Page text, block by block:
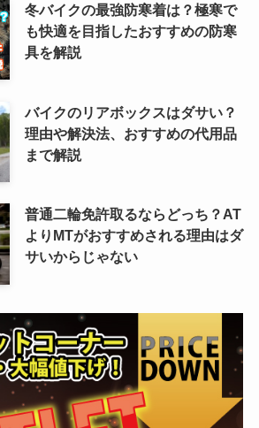
冬バイクの最強防寒着は？極寒で
も快適を目指したおすすめの防寒
具を解説
バイクのリアボックスはダサい？
理由や解決法、おすすめの代用品
まで解説
普通二輪免許取るならどっち？AT
よりMTがおすすめされる理由はダ
サいからじゃない